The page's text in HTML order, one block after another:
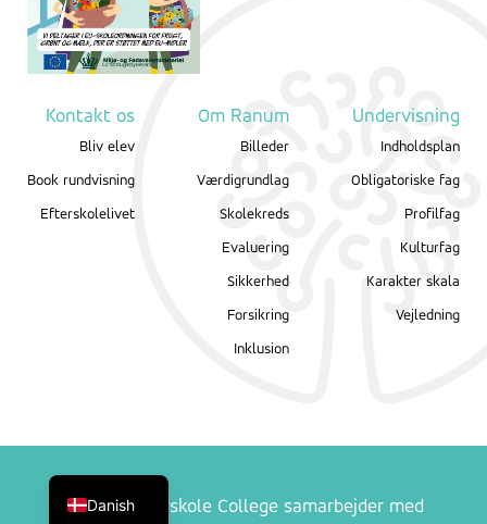
Kontakt os
Bliv elev
Book rundvisning
Efterskolelivet
Om Ranum
Billeder
Værdigrundlag
Skolekreds
Evaluering
Sikkerhed
Forsikring
Inklusion
Undervisning
Indholdsplan
Obligatoriske fag
Profilfag
Kulturfag
Karakter skala
Vejledning
Ranum Efterskole College samarbejder med
Danish